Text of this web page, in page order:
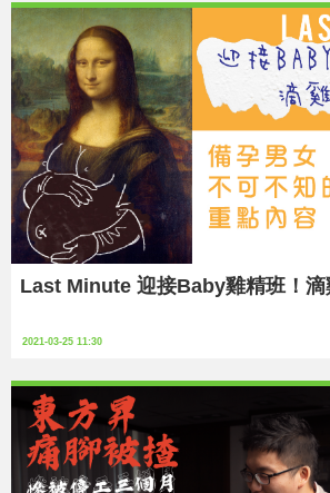
Last Minute 迎接Baby雞精班！滴
2021-03-25 11:30